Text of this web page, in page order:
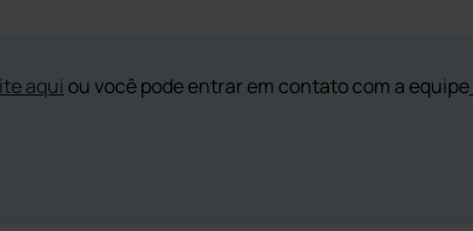
aqui ou você pode entrar em contato com a equipe